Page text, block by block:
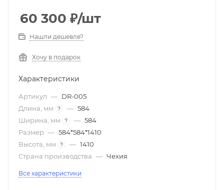
60 300 ₽/шт
Нашли дешевле?
Хочу в подарок
Характеристики
Артикул — DR-005
Длина, мм
? — 584
Ширина, мм
? — 584
Размер — 584*584*1410
Высота, мм
? — 1410
Страна производства — Чехия
Все характеристики